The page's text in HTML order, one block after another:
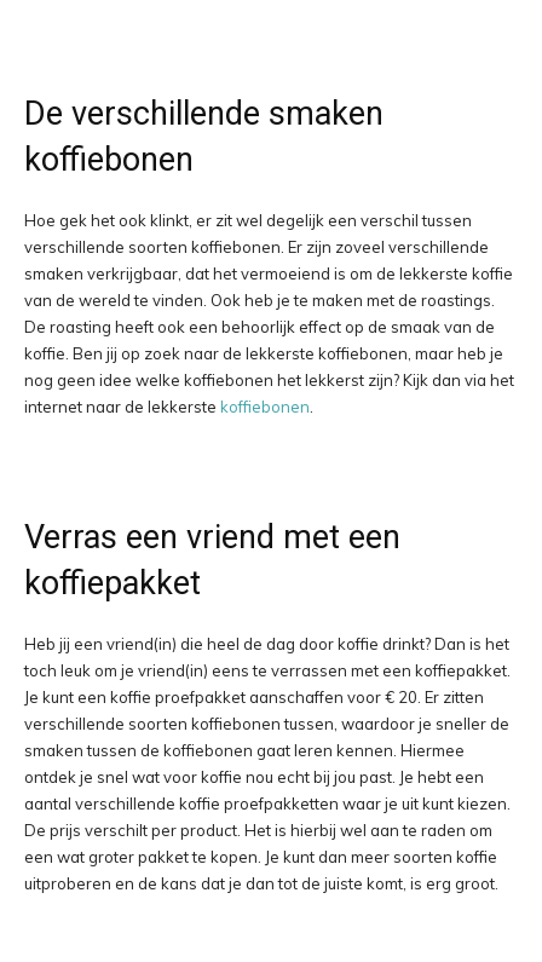
De verschillende smaken
koffiebonen
Hoe gek het ook klinkt, er zit wel degelijk een verschil tussen
verschillende soorten koffiebonen. Er zijn zoveel verschillende
smaken verkrijgbaar, dat het vermoeiend is om de lekkerste koffie
van de wereld te vinden. Ook heb je te maken met de roastings.
De roasting heeft ook een behoorlijk effect op de smaak van de
koffie. Ben jij op zoek naar de lekkerste koffiebonen, maar heb je
nog geen idee welke koffiebonen het lekkerst zijn? Kijk dan via het
internet naar de lekkerste koffiebonen
Verras een vriend met een
koffiepakket
Heb jij een vriend(in) die heel de dag door koffie drinkt? Dan is het
toch leuk om je vriend(in) eens te verrassen met een koffiepakket.
Je kunt een koffie proefpakket aanschaffen voor € 20. Er zitten
verschillende soorten koffiebonen tussen, waardoor je sneller de
smaken tussen de koffiebonen gaat leren kennen. Hiermee
ontdek je snel wat voor koffie nou echt bij jou past. Je hebt een
aantal verschillende koffie proefpakketten waar je uit kunt kiezen.
De prijs verschilt per product. Het is hierbij wel aan te raden om
een wat groter pakket te kopen. Je kunt dan meer soorten koffie
uitproberen en de kans dat je dan tot de juiste komt, is erg groot.